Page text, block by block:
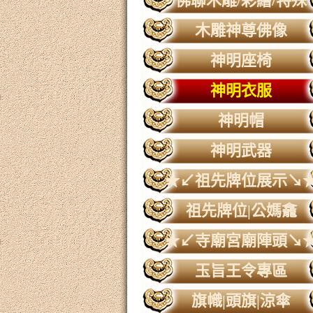
木雕神尊佛像
神明座椅
神明衣服
神明帽
神明武器
★↙祖先牌位展示
祖先牌位|公媽龕
★↙寺廟宮廟陣頭
玉旨王令專區
旗幟|頭旗|涼傘